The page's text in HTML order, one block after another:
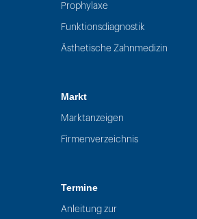
Prophylaxe
Funktionsdiagnostik
Ästhetische Zahnmedizin
Markt
Marktanzeigen
Firmenverzeichnis
Termine
Anleitung zur